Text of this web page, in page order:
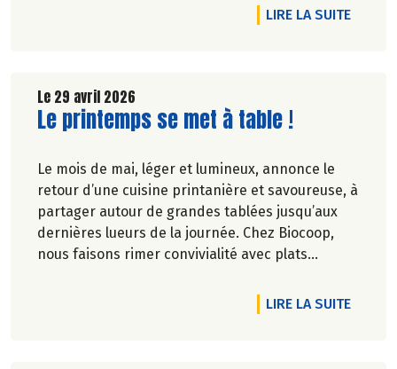
Jarouilles en polyculture-élevage, près de
Libourne, où Uppercut le bouc nous accueille.
Pascale Solana.
LIRE LA SUITEDE
Le 29 avril 2026
Lire la suite de l'article
Le printemps se met à table !
Le mois de mai, léger et lumineux, annonce le
retour d’une cuisine printanière et savoureuse, à
partager autour de grandes tablées jusqu’aux
dernières lueurs de la journée. Chez Biocoop,
nous faisons rimer convivialité avec plats
saison nous vous avons concocté une petite
sélection printanière jusqu’à -20% du 30/04 au
LIRE LA SUITEDE